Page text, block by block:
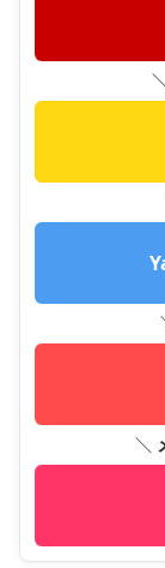
＼